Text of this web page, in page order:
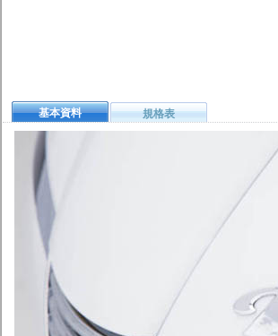
基本資料 規格表